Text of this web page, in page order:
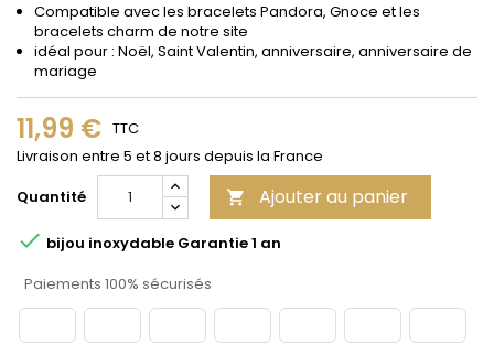
Compatible avec les bracelets Pandora, Gnoce et les
bracelets charm de notre site
idéal pour : Noël, Saint Valentin, anniversaire, anniversaire de
mariage
11,99 € TTC
Livraison entre 5 et 8 jours depuis la France
Quantité
 Ajouter au panier
 bijou inoxydable Garantie 1 an
Paiements 100% sécurisés